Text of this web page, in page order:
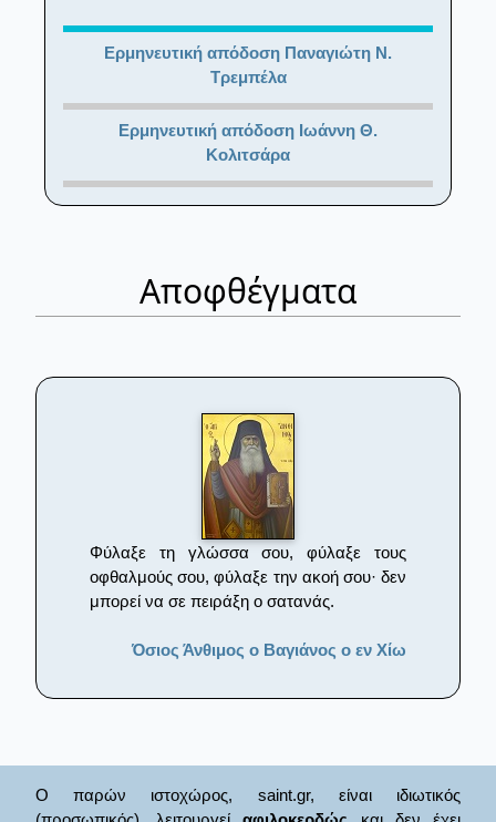
Ερμηνευτική απόδοση Παναγιώτη Ν.
Τρεμπέλα
Ερμηνευτική απόδοση Ιωάννη Θ.
Κολιτσάρα
Αποφθέγματα
Φύλαξε τη γλώσσα σου, φύλαξε τους
οφθαλμούς σου, φύλαξε την ακοή σου· δεν
μπορεί να σε πειράξη ο σατανάς.
Όσιος Άνθιμος ο Βαγιάνος ο εν Χίω
Ο παρών ιστοχώρος, saint.gr, είναι ιδιωτικός